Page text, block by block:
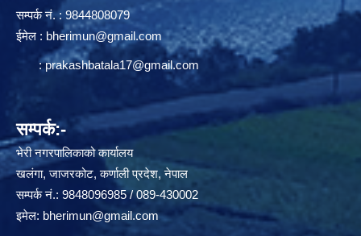
सम्पर्क न‌ं. : 9844808079
ईमेल : bherimun@gmail.com
:prakashbatala17@gmail.com
सम्पर्क:-
भेरी नगरपालिकाको कार्यालय
खलंगा, जाजरकोट, कर्णाली प्रदेश, नेपाल
सम्पर्क नं.: 9848096985 / 089-430002
इमेल: bherimun@gmail.com